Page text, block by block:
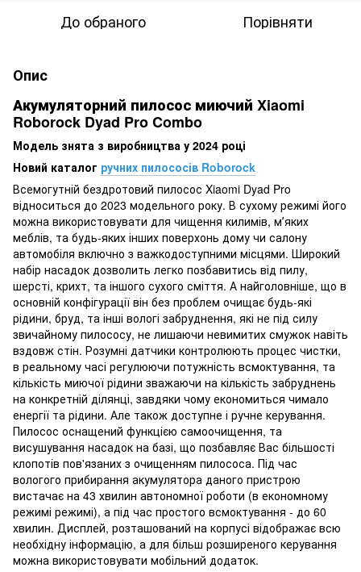
До обраного Порівняти
Опис
Акумуляторний пилосос миючий Xiaomi
Roborock Dyad Pro Combo
Модель знята з виробництва у 2024 році
Новий каталог ручних пилососів Roborock
Всемогутній бездротовий пилосос Xiaomi Dyad Pro
відноситься до 2023 модельного року. В сухому режимі його
можна використовувати для чищення килимів, мʼяких
меблів, та будь-яких інших поверхонь дому чи салону
автомобіля включно з важкодоступними місцями. Широкий
набір насадок дозволить легко позбавитись від пилу,
шерсті, крихт, та іншого сухого сміття. А найголовніше, що в
основній конфігурації він без проблем очищає будь-які
рідини, бруд, та інші вологі забруднення, які не під силу
звичайному пилососу, не лишаючи невимитих смужок навіть
вздовж стін. Розумні датчики контролюють процес чистки,
в реальному часі регулюючи потужність всмоктування, та
кількість миючої рідини зважаючи на кількість забруднень
на конкретній ділянці, завдяки чому економиться чимало
енергії та рідини. Але також доступне і ручне керування.
Пилосос оснащений функцією самоочищення, та
висушування насадок на базі, що позбавляє Вас більшості
клопотів пов'язаних з очищенням пилососа. Під час
вологого прибирання акумулятора даного пристрою
вистачає на 43 хвилин автономної роботи (в економному
режимі режимі), а під час простого всмоктування - до 60
хвилин. Дисплей, розташований на корпусі відображає всю
необхідну інформацію, а для більш розширеного керування
можна використовувати мобільний додаток.